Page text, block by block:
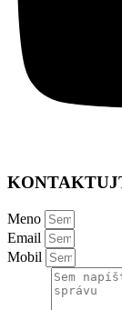
Meno
Email
Mobil